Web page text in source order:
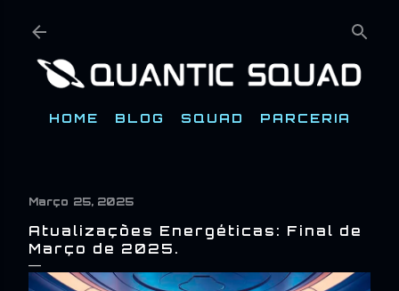
HOME BLOG SQUAD PARCERIA
Março 25, 2025
Atualizações Energéticas: Final de
Março de 2025.